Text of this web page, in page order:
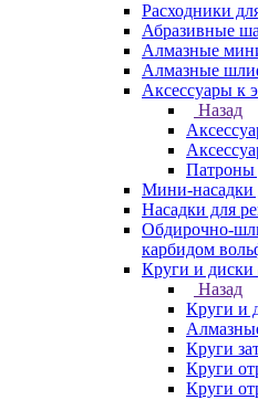
Расходники
Абразивные
Алмазные
Алмазные
Аксессуары к
Назад
Патроны
Мини-насадки
Насадки для
Обдирочно-
карбидом
Круги и диски
Назад
Круги и
Круги
Круги
Круги